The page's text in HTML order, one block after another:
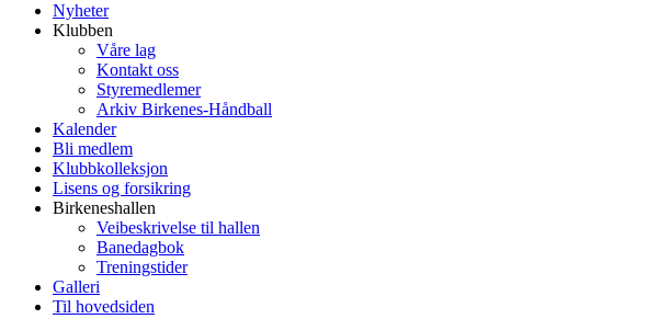
Nyheter
Klubben
Våre lag
Kontakt oss
Styremedlemer
Arkiv Birkenes-Håndball
Kalender
Bli medlem
Klubbkolleksjon
Lisens og forsikring
Birkeneshallen
Veibeskrivelse til hallen
Banedagbok
Treningstider
Galleri
Til hovedsiden